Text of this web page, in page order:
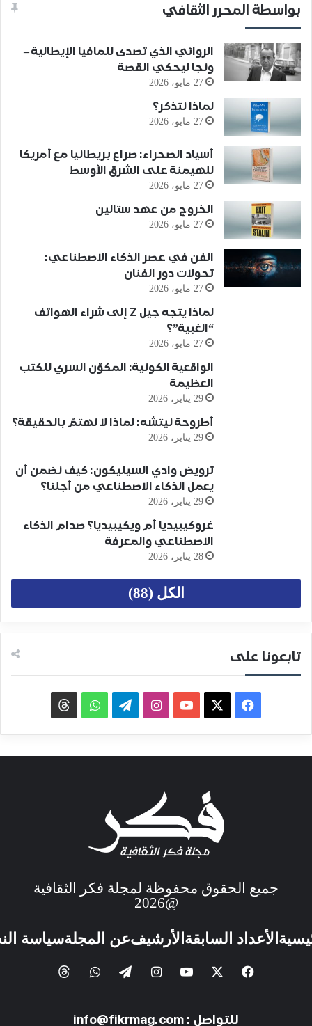
بواسطة المحرر الثقافي
الروائي الذي تصدى للمافيا الإيطالية –
ونجا ليحكي القصة
27 مايو، 2026
لماذا نتذكر؟
27 مايو، 2026
أسياد الصحراء: صراع بريطانيا مع أمريكا
للهيمنة على الشرق الأوسط
27 مايو، 2026
الخروج من عهد ستالين
27 مايو، 2026
الفن في عصر الذكاء الاصطناعي:
تحولات دور الفنان
27 مايو، 2026
لماذا يتجه جيل Z إلى شراء الهواتف
“الغبية”؟
27 مايو، 2026
الواقعية الكونية: المكوّن السري للكتب
العظيمة
29 يناير، 2026
أطروحة نيتشه: لماذا لا نهتمّ بالحقيقة؟
29 يناير، 2026
ترويض وادي السيليكون: كيف نضمن أن
يعمل الذكاء الاصطناعي من أجلنا؟
29 يناير، 2026
غروكيبيديا أم ويكيبيديا؟ صدام الذكاء
الاصطناعي والمعرفة
28 يناير، 2026
الكل (88)
تابعونا على
جميع الحقوق محفوظة لمجلة فكر الثقافية
@2026
الأعداد السابقة الأرشيفعن المجلةسياسة
للتواصل : info@fikrmag.com